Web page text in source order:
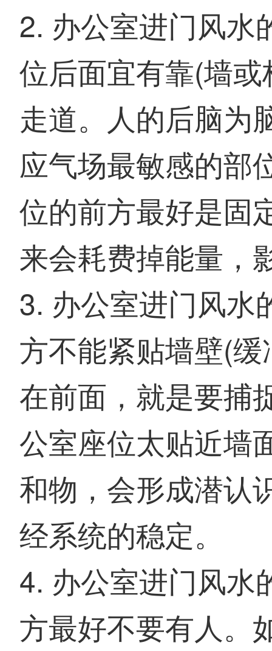
2. 办公室进门风水
位后面宜有靠(墙
走道。人的后脑为
应气场最敏感的部
位的前方最好是固
来会耗费掉能量，
3. 办公室进门风水
方不能紧贴墙壁(
在前面，就是要捕
公室座位太贴近墙
和物，会形成潜认
经系统的稳定。
4. 办公室进门风水
方最好不要有人。